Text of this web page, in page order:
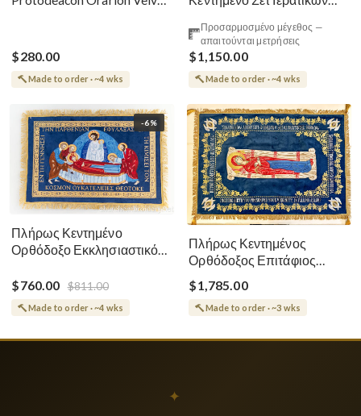
$280.00
Made to order · ~4 wks
Προσαρμοσμένο μέγεθος —
απαιτούνται μετρήσεις
$1,150.00
Made to order · ~4 wks
-6%
Πλήρως Κεντημένο
Ορθόδοξο Εκκλησιαστικό
Θεοτόκου
$760.00 $811.00
Made to order · ~4 wks
Πλήρως Κεντημένος
Ορθόδοξος Επιτάφιος
Κοίμησης
$1,785.00
Made to order · ~3 wks
✦